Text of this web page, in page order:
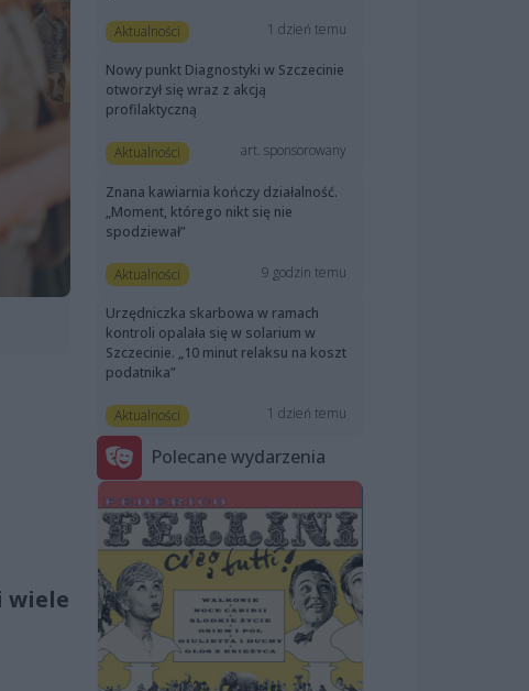
wiele
Aktualności 1 dzień temu
Nowy punkt Diagnostyki w Szczecinie
otworzył się wraz z akcją
profilaktyczną
Aktualności art. sponsorowany
Znana kawiarnia kończy działalność.
„Moment, którego nikt się nie
spodziewał”
Aktualności 9 godzin temu
Urzędniczka skarbowa w ramach
kontroli opalała się w solarium w
Szczecinie. „10 minut relaksu na koszt
podatnika”
Aktualności 1 dzień temu
Polecane wydarzenia